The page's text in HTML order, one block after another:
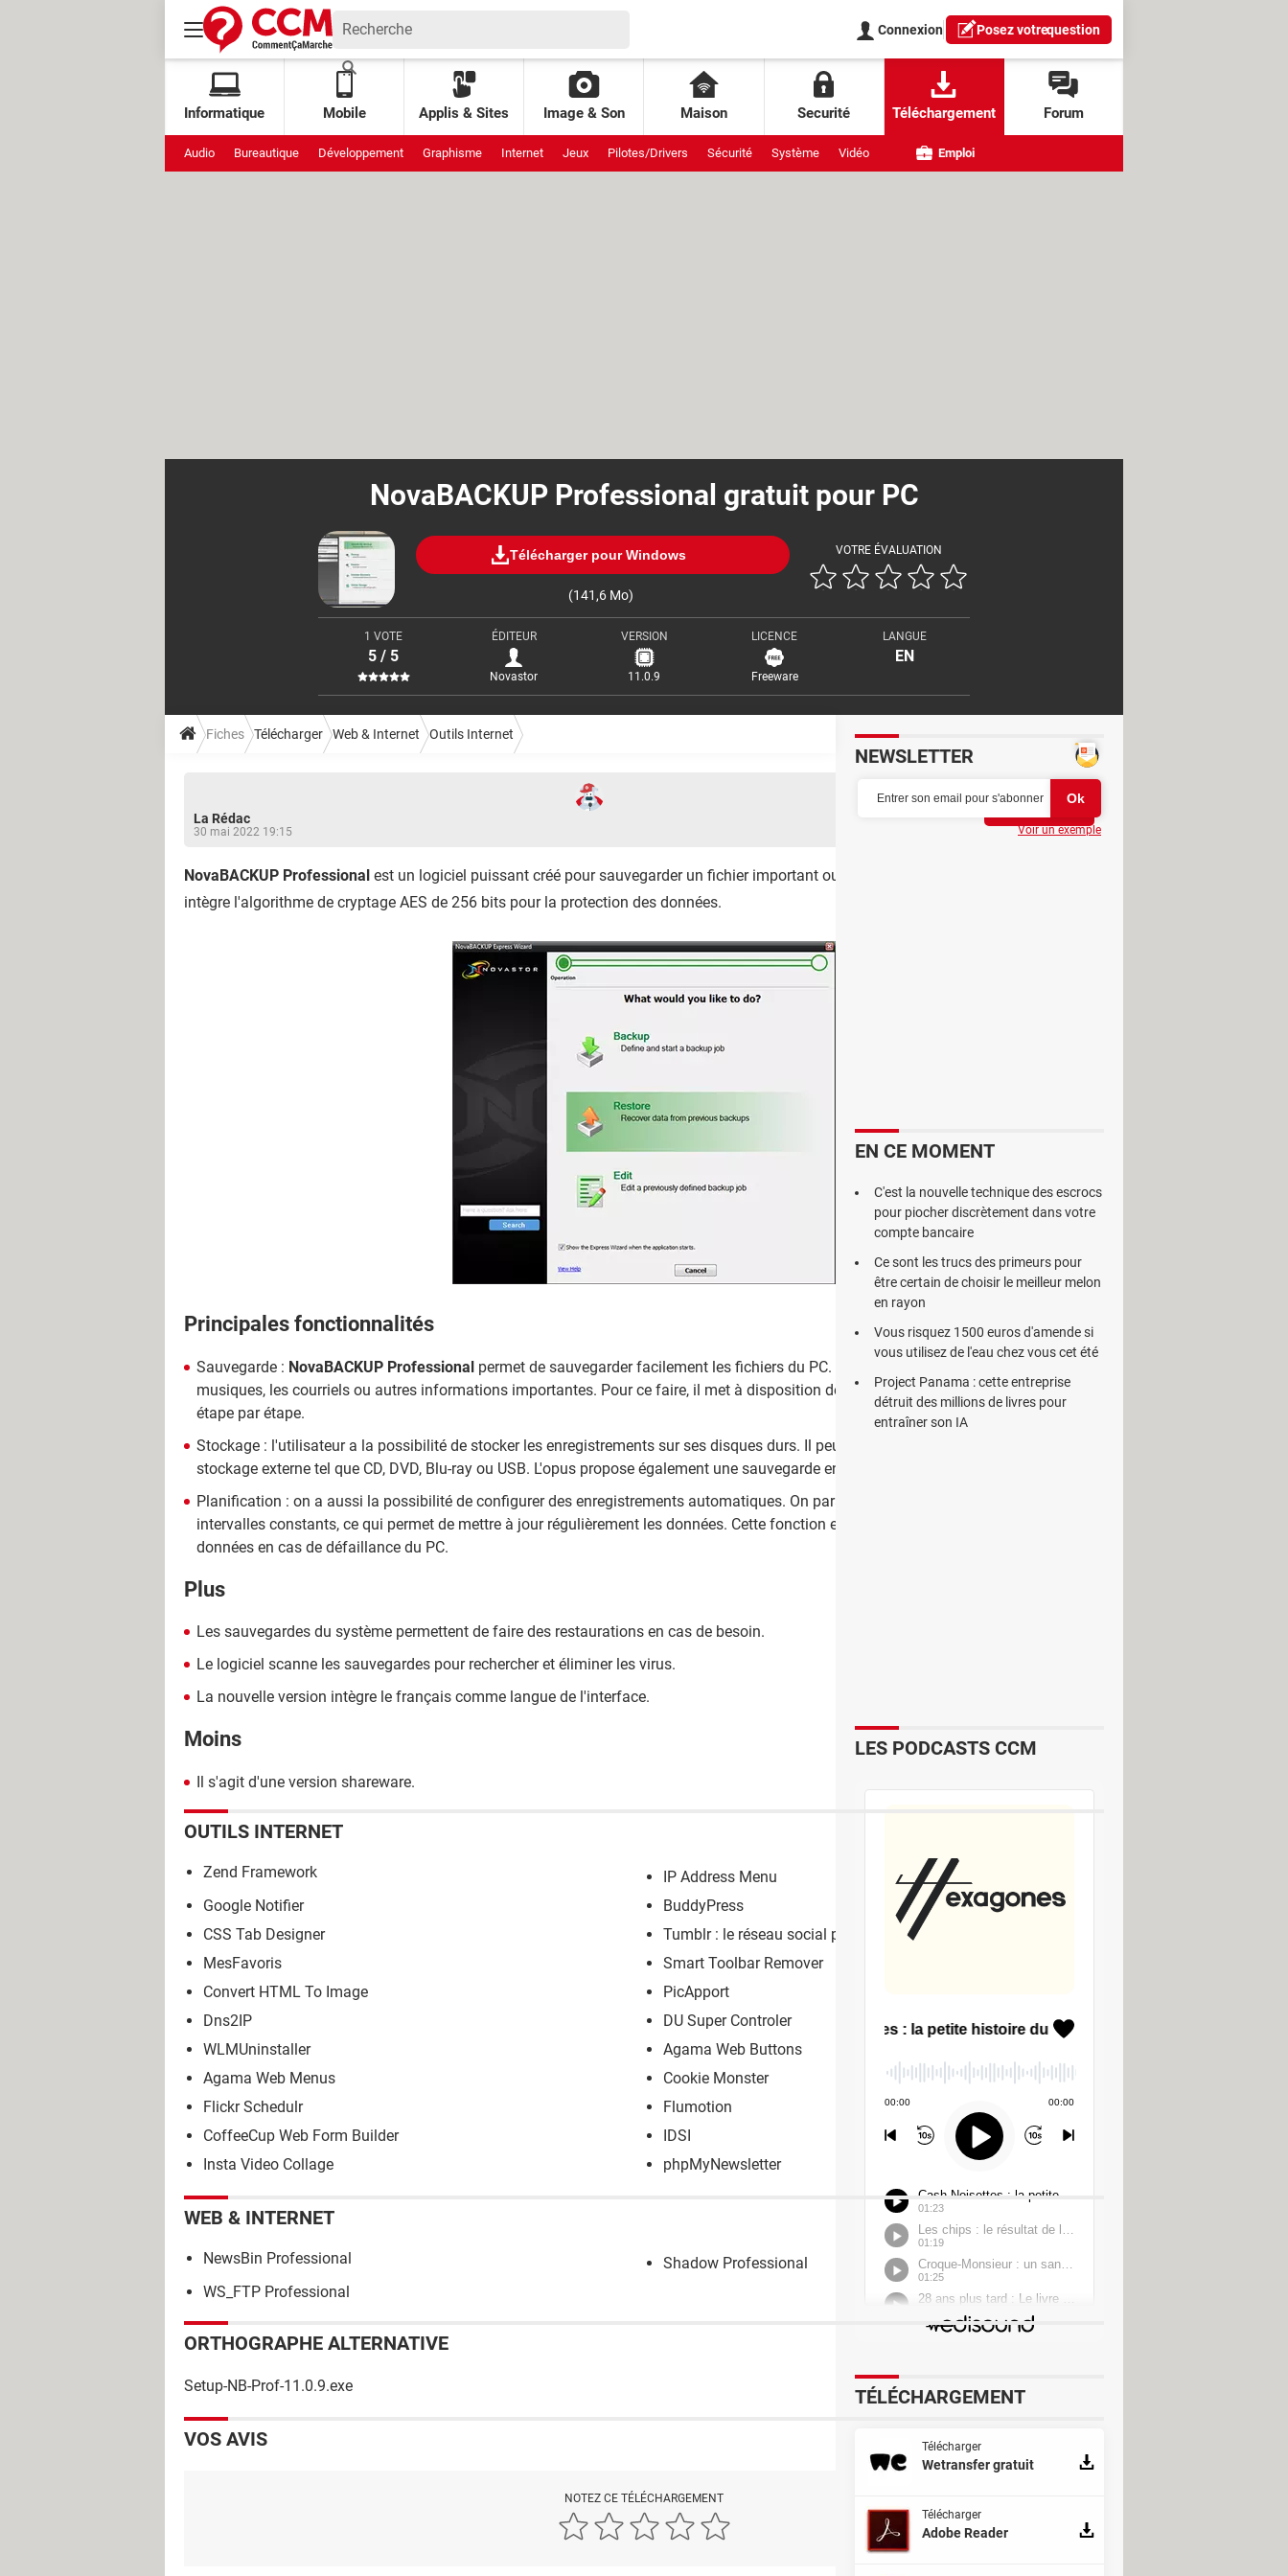
Connexion Posez votrequestion
Informatique Mobile Applis & Sites Image & Son Maison Securité Téléchargement Forum
Audio Bureautique Développement Graphisme Internet Jeux Pilotes/Drivers Sécurité Système Vidéo Emploi
NovaBACKUP Professional gratuit pour PC
Télécharger pour Windows
(141,6 Mo)
VOTRE ÉVALUATION
1 VOTE
5 / 5
ÉDITEUR
Novastor
VERSION
11.0.9
LICENCE
Freeware
LANGUE
EN
Fiches Télécharger Web & Internet Outils Internet
La Rédac
30 mai 2022 19:15
NovaBACKUP Professional est un logiciel puissant créé pour sauvegarder un fichier important ou même le système d'exploitation. Il
intègre l'algorithme de cryptage AES de 256 bits pour la protection des données.
Principales fonctionnalités
Sauvegarde : NovaBACKUP Professional permet de sauvegarder facilement les fichiers du PC. Il prend en charge les photos, les
musiques, les courriels ou autres informations importantes. Pour ce faire, il met à disposition de l'utilisateur des assistants pour l'aider
étape par étape.
Stockage : l'utilisateur a la possibilité de stocker les enregistrements sur ses disques durs. Il peut aussi opter pour un support de
stockage externe tel que CD, DVD, Blu-ray ou USB. L'opus propose également une sauvegarde en ligne sur des serveurs à distance.
Planification : on a aussi la possibilité de configurer des enregistrements automatiques. On paramètre des sauvegardes à des
intervalles constants, ce qui permet de mettre à jour régulièrement les données. Cette fonction est pratique pour éviter les pertes de
données en cas de défaillance du PC.
Plus
Les sauvegardes du système permettent de faire des restaurations en cas de besoin.
Le logiciel scanne les sauvegardes pour rechercher et éliminer les virus.
La nouvelle version intègre le français comme langue de l'interface.
Moins
Il s'agit d'une version shareware.
OUTILS INTERNET
Zend Framework
IP Address Menu
Google Notifier
BuddyPress
CSS Tab Designer
Tumblr : le réseau social pour partager des passions
MesFavoris
Smart Toolbar Remover
Convert HTML To Image
PicApport
Dns2IP
DU Super Controler
WLMUninstaller
Agama Web Buttons
Agama Web Menus
Cookie Monster
Flickr Schedulr
Flumotion
CoffeeCup Web Form Builder
IDSI
Insta Video Collage
phpMyNewsletter
WEB & INTERNET
NewsBin Professional
Shadow Professional
WS_FTP Professional
ORTHOGRAPHE ALTERNATIVE
Setup-NB-Prof-11.0.9.exe
VOS AVIS
NOTEZ CE TÉLÉCHARGEMENT
NEWSLETTER
Voir un exemple
EN CE MOMENT
C'est la nouvelle technique des escrocs
pour piocher discrètement dans votre
compte bancaire
Ce sont les trucs des primeurs pour
être certain de choisir le meilleur melon
en rayon
Vous risquez 1500 euros d'amende si
vous utilisez de l'eau chez vous cet été
Project Panama : cette entreprise
détruit des millions de livres pour
entraîner son IA
LES PODCASTS CCM
TÉLÉCHARGEMENT
Télécharger
Wetransfer gratuit
Télécharger
Adobe Reader